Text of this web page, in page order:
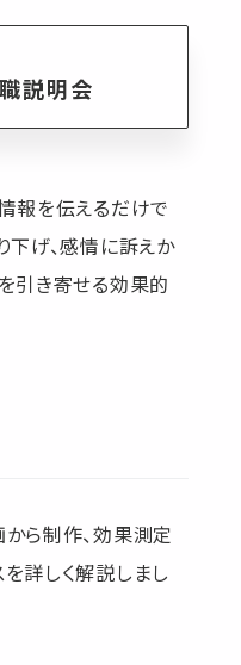
説明会
報を伝えるだけで
下げ、感情に訴えか
引き寄せる効果的
ら制作、効果測定
詳しく解説しまし